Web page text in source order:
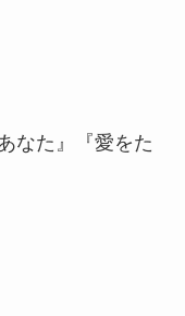
なた』『愛をた